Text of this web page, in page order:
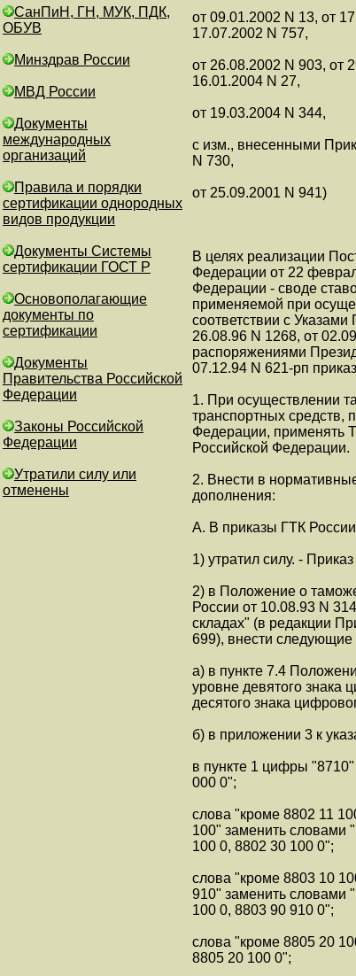
СанПиН, ГН, МУК, ПДК,
ОБУВ
Минздрав России
МВД России
Документы
международных
организаций
Правила и порядки
сертификации однородных
видов продукции
Документы Системы
сертификации ГОСТ Р
Основополагающие
документы по
сертификации
Документы
Правительства Российской
Федерации
Законы Российской
Федерации
Утратили силу или
отменены
от 09.01.2002 N 13, от
17.07.2002 N 757,
от 26.08.2002 N 903, от
16.01.2004 N 27,
от 19.03.2004 N 344,
с изм., внесенными
N 730,
от 25.09.2001 N 941)
В целях реализации
Федерации от 22
Федерации - своде
применяемой при
соответствии с
26.08.96 N 1268, от
распоряжениями
07.12.94 N 621-рп
1. При осуществлении
транспортных средств,
Федерации, применять
Российской Федерации.
2. Внести в
дополнения:
А. В приказы ГТК
1) утратил силу. -
2) в Положение о
России от 10.08.93 N
складах" (в редакции
699), внести следующие
а) в пункте 7.4
уровне девятого знака
десятого знака
б) в приложении 3 к
в пункте 1 цифры
000 0";
слова "кроме 8802 11
100" заменить словами
100 0, 8802 30 100 0";
слова "кроме 8803 10
910" заменить словами
100 0, 8803 90 910 0";
слова "кроме 8805 20
8805 20 100 0";